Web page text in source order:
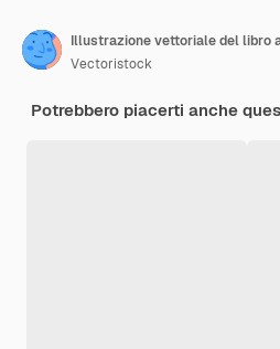
Illustrazione vettoriale del libro
Vectoristock
Potrebbero piacerti anche